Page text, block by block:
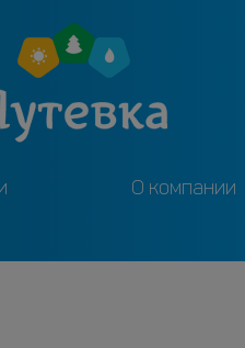
О компании